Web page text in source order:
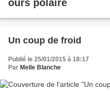
ours polaire
Un coup de froid
Publié le 25/01/2015 à 18:17
Par Melle Blanche